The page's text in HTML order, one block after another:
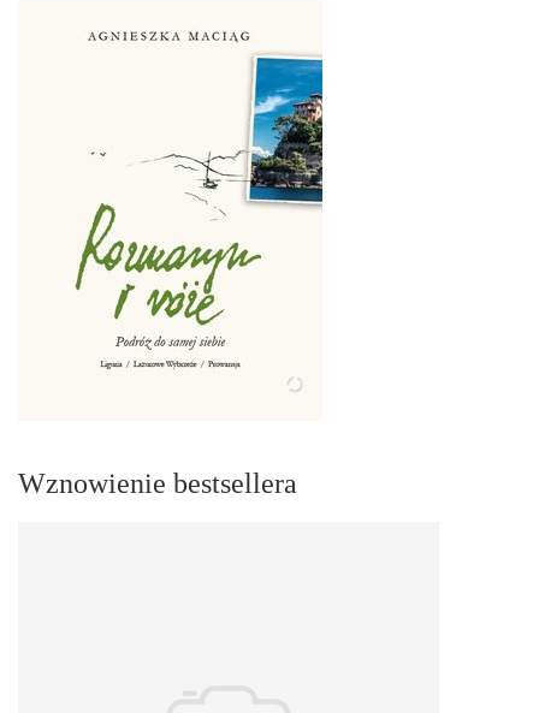
Wznowienie bestsellera